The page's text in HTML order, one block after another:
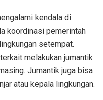
kendala di
koordinasi pemerintah
setempat.
melakukan jumantik
Jumantik juga bisa
atau kepala lingkungan.